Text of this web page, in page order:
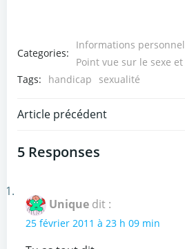
Categories:
Informations
Point vue sur le sexe
Tags:
handicap sexualité
Post
navigation
Article précédent
5 Responses
Unique dit :
25 février 2011 à 23 h 09 min